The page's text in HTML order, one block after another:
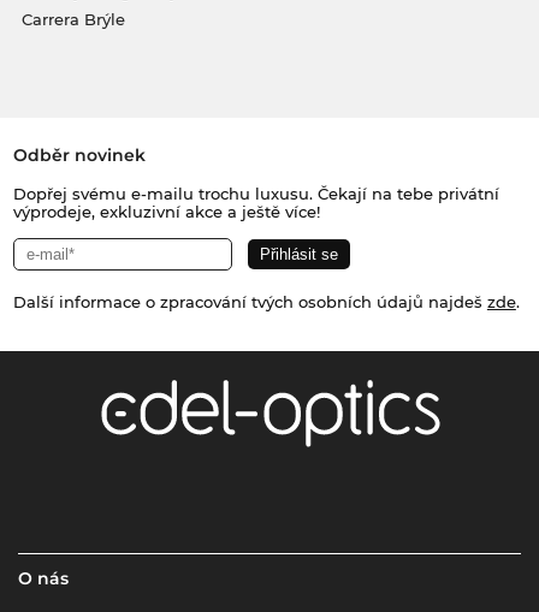
Carrera Brýle
Odběr novinek
Dopřej svému e-mailu trochu luxusu. Čekají na tebe privátní
výprodeje, exkluzivní akce a ještě více!
Další informace o zpracování tvých osobních údajů najdeš zde.
O nás